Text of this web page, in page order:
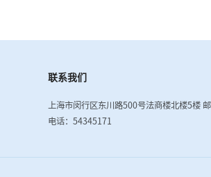
联系我们
上海市闵行区东川路500号法商楼北楼5楼
电话：54345171